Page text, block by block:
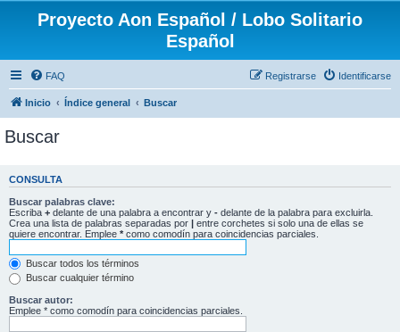
Proyecto Aon Español / Lobo Solitario
Español
FAQ Identificarse
Registrarse
Inicio Índice general Buscar
Buscar
CONSULTA
Buscar palabras clave:
Escriba + delante de una palabra a encontrar y - delante de la palabra para excluirla.
Crea una lista de palabras separadas por | entre corchetes si solo una de ellas se
quiere encontrar. Emplee * como comodín para coincidencias parciales.
Buscar todos los términos
Buscar cualquier término
Buscar autor:
Emplee * como comodín para coincidencias parciales.